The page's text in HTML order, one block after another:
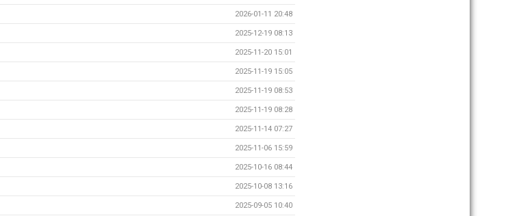
2026-01-11 20:48
2025-12-19 08:13
2025-11-20 15:01
2025-11-19 15:05
2025-11-19 08:53
2025-11-19 08:28
2025-11-14 07:27
2025-11-06 15:59
2025-10-16 08:44
2025-10-08 13:16
2025-09-05 10:40